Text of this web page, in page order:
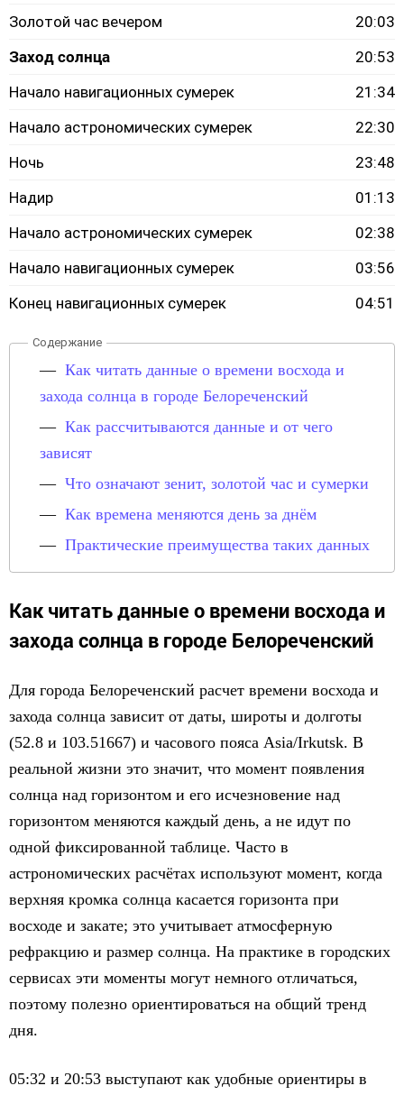
Золотой час вечером
20:03
Заход солнца
20:53
Начало навигационных сумерек
21:34
Начало астрономических сумерек
22:30
Ночь
23:48
Надир
01:13
Начало астрономических сумерек
02:38
Начало навигационных сумерек
03:56
Конец навигационных сумерек
04:51
Как читать данные о времени восхода и
захода солнца в городе Белореченский
Как рассчитываются данные и от чего
зависят
Что означают зенит, золотой час и сумерки
Как времена меняются день за днём
Практические преимущества таких данных
Как читать данные о времени восхода и
захода солнца в городе Белореченский
Для города Белореченский расчет времени восхода и
захода солнца зависит от даты, широты и долготы
(52.8 и 103.51667) и часового пояса Asia/Irkutsk. В
реальной жизни это значит, что момент появления
солнца над горизонтом и его исчезновение над
горизонтом меняются каждый день, а не идут по
одной фиксированной таблице. Часто в
астрономических расчётах используют момент, когда
верхняя кромка солнца касается горизонта при
восходе и закате; это учитывает атмосферную
рефракцию и размер солнца. На практике в городских
сервисах эти моменты могут немного отличаться,
поэтому полезно ориентироваться на общий тренд
дня.
05:32 и 20:53 выступают как удобные ориентиры в